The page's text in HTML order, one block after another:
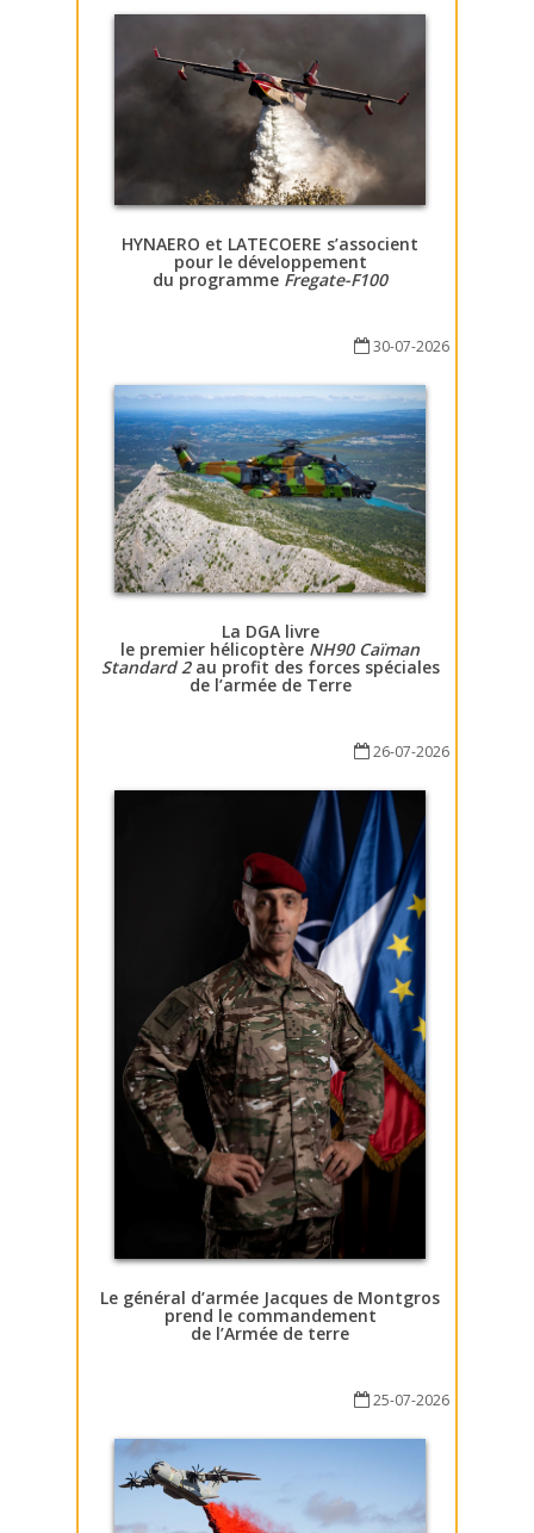
HYNAERO et LATECOERE s’associent
pour le développement
du programme Fregate-F100
30-07-2026
La DGA livre
le premier hélicoptère NH90 Caïman
Standard 2au profit des forces spéciales
de l’armée de Terre
26-07-2026
Le général d’armée Jacques de Montgros
prend le commandement
de l’Armée de terre
25-07-2026